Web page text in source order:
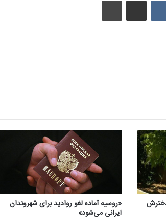
«روسیه آماده لغو روادید برای شهروندان
ایرانی می‌شود»